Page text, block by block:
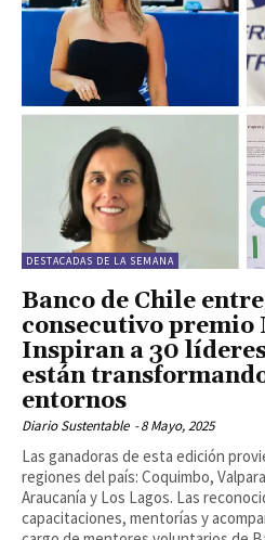
DESTACADAS DE LA SEMANA
Banco de Chile
consecutivo premio
Inspiran a 30
están
entornos
Diario Sustentable -8 Mayo, 2025
Las ganadoras de esta edición
regiones del país: Coquimbo,
Araucanía y Los Lagos. Las
capacitaciones, mentorías y